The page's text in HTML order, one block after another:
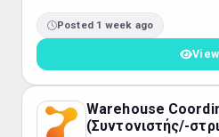
Posted 1 week ago
View
Warehouse
(Συντονιστής/-